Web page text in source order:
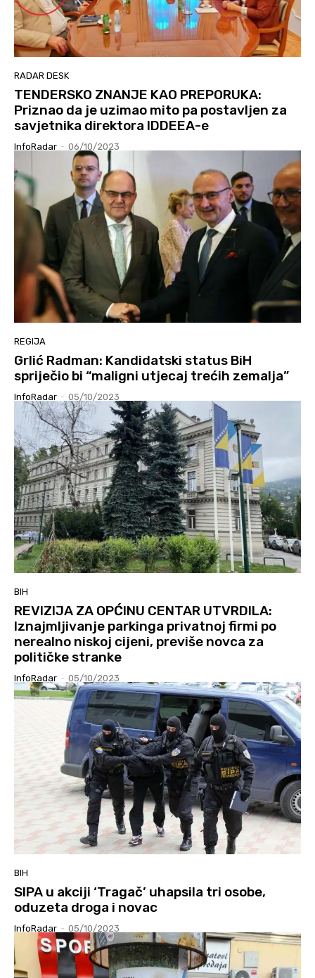
RADAR DESK
TENDERSKO ZNANJE KAO PREPORUKA:
Priznao da je uzimao mito pa postavljen za
savjetnika direktora IDDEEA-e
InfoRadar - 06/10/2023
REGIJA
Grlić Radman: Kandidatski status BiH
spriječio bi “maligni utjecaj trećih zemalja”
InfoRadar - 05/10/2023
BIH
REVIZIJA ZA OPĆINU CENTAR UTVRDILA:
Iznajmljivanje parkinga privatnoj firmi po
nerealno niskoj cijeni, previše novca za
političke stranke
InfoRadar - 05/10/2023
BIH
SIPA u akciji ‘Tragač’ uhapsila tri osobe,
oduzeta droga i novac
InfoRadar - 05/10/2023